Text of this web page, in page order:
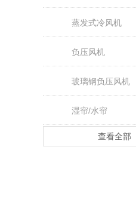
蒸发式冷风机
负压风机
玻璃钢负压风机
湿帘/水帘
查看全部